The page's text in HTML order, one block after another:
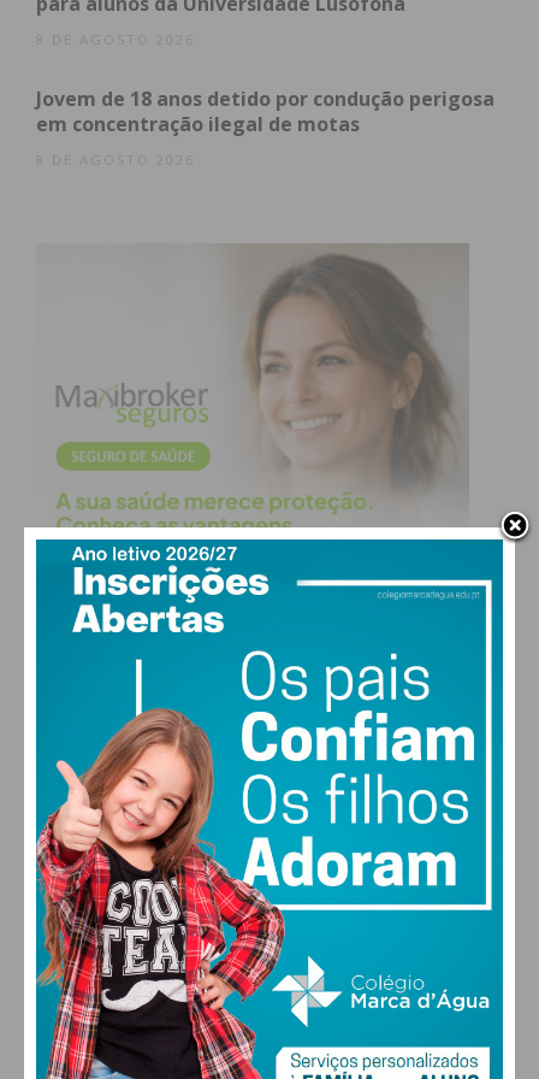
8 DE AGOSTO 2026
Jovem de 18 anos detido por condução perigosa
em concentração ilegal de motas
8 DE AGOSTO 2026